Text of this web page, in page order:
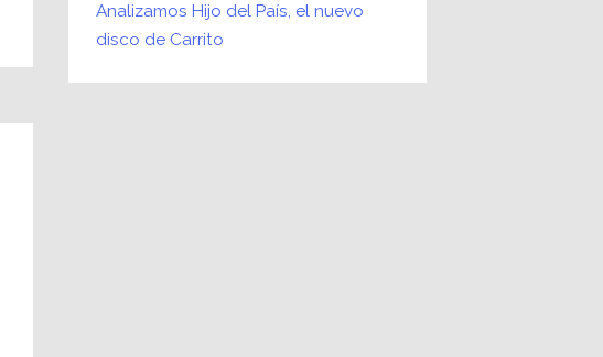
Analizamos Hijo del País, el nuevo
disco de Carrito